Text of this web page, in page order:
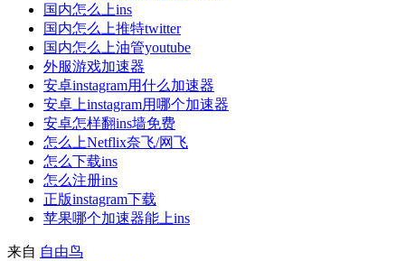
国内怎么上ins
国内怎么上推特twitter
国内怎么上油管youtube
外服游戏加速器
安卓instagram用什么加速器
安卓上instagram用哪个加速器
安卓怎样翻ins墙免费
怎么上Netflix奈飞/网飞
怎么下载ins
怎么注册ins
正版instagram下载
苹果哪个加速器能上ins
来自 自由鸟